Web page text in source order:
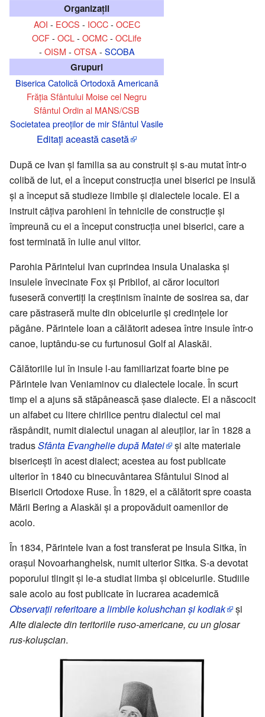
Organizaţii
AOI - EOCS - IOCC- OCEC
OCF- OCL - OCMC- OCLife
- OISM - OTSA - SCOBA
Grupuri
Biserica Catolică Ortodoxă Americană
Frăția Sfântului Moise cel Negru
Sfântul Ordin al MANS/CSB
Societatea preoților de mir Sfântul Vasile
Editaţi această casetă
După ce Ivan și familia sa au construit și s-au mutat într-o
colibă de lut, el a început construcția unei biserici pe insulă
și a început să studieze limbile și dialectele locale. El a
instruit câțiva parohieni în tehnicile de construcție și
împreună cu ei a început construcția unei biserici, care a
fost terminată în iulie anul viitor.
Parohia Părintelui Ivan cuprindea insula Unalaska și
insulele învecinate Fox și Pribilof, ai căror locuitori
fuseseră convertiți la creștinism înainte de sosirea sa, dar
care păstraseră multe din obiceiurile și credințele lor
păgâne. Părintele Ioan a călătorit adesea între insule într-o
canoe, luptându-se cu furtunosul Golf al Alaskăi.
Călătoriile lui în insule l-au familiarizat foarte bine pe
Părintele Ivan Veniaminov cu dialectele locale. În scurt
timp el a ajuns să stăpânească șase dialecte. El a născocit
un alfabet cu litere chirilice pentru dialectul cel mai
răspândit, numit dialectul unagan al aleuților, iar în 1828 a
tradusSfânta Evanghelie după Matei
și alte materiale
bisericești în acest dialect; acestea au fost publicate
ulterior în 1840 cu binecuvântarea Sfântului Sinod al
Bisericii Ortodoxe Ruse. În 1829, el a călătorit spre coasta
Mării Bering a Alaskăi și a propovăduit oamenilor de
acolo.
În 1834, Părintele Ivan a fost transferat pe Insula Sitka, în
orașul Novoarhanghelsk, numit ulterior Sitka. S-a devotat
poporului tlingit și le-a studiat limba și obiceiurile. Studiile
sale acolo au fost publicate în lucrarea academică
Observații referitoare a limbile kolushchan și kodiak
și
Alte dialecte din teritoriile ruso-americane, cu un glosar
rus-kolușcian.